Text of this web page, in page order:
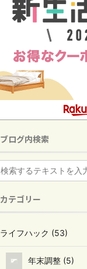
ブログ内検索
カテゴリー
ライフハック (53)
年末調整 (5)